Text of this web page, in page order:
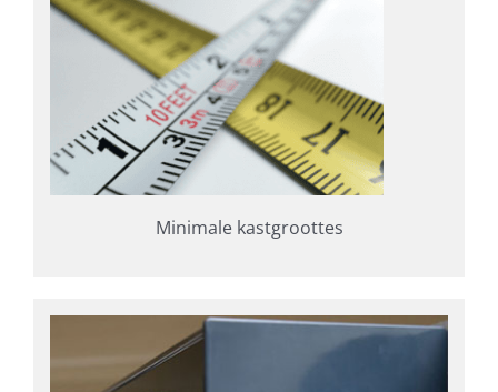
Minimale kastgroottes